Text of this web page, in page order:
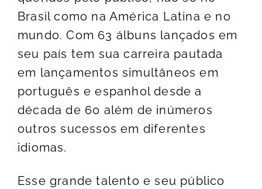
Brasil como na América Latina e no
mundo. Com 63 álbuns lançados em
seu país tem sua carreira pautada
em lançamentos simultâneos em
português e espanhol desde a
década de 60 além de inúmeros
outros sucessos em diferentes
idiomas.
Esse grande talento e seu público